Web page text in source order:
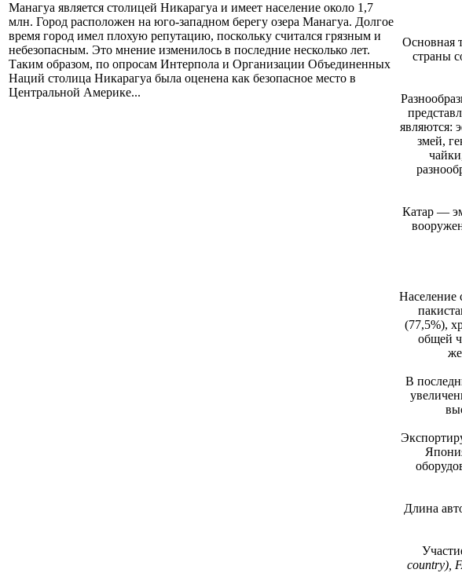
Манагуа является столицей Никарагуа и имеет население около 1,7
млн. Город расположен на юго-западном берегу озера Манагуа. Долгое
время город имел плохую репутацию, поскольку считался грязным и
небезопасным. Это мнение изменилось в последние несколько лет.
Таким образом, по опросам Интерпола и Организации Объединенных
Наций столица Никарагуа была оценена как безопасное место в
Центральной Америке...
Основная
страны
являются:
змей,
Катар —
Население
(77,5%),
общей
В
Длина
country),